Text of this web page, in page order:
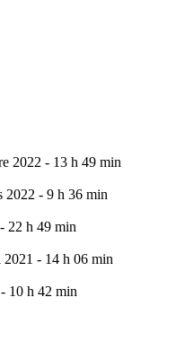
2022 - 13 h 49 min
2022 - 9 h 36 min
22 h 49 min
2021 - 14 h 06 min
10 h 42 min